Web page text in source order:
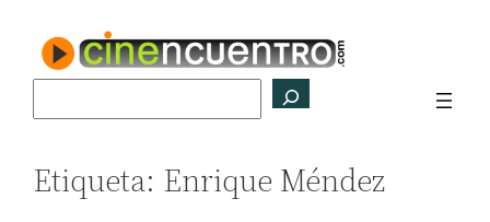
contenido
Etiqueta: Enrique Méndez